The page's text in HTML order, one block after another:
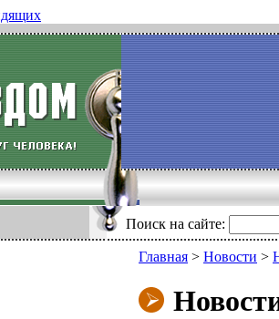
Поиск на сайте:
Главная > Новости >